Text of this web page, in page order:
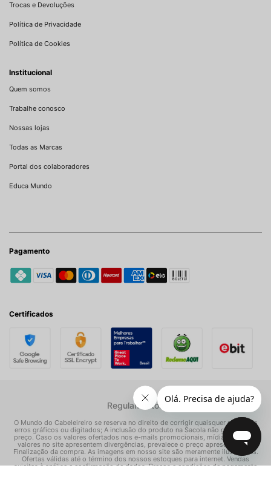
Trocas e Devoluções
Política de Privacidade
Política de Cookies
Institucional
Quem somos
Trabalhe conosco
Nossas lojas
Todas as Marcas
Portal dos colaboradores
Educa Mundo
Pagamento
Certificados
Regulamentos
O Mundo do Cabeleireiro se reserva no direito de corrigir quaisquer possíveis
erros gráficos ou digitados; A inclusão do produto na Sacola não garante seu
preço. Caso os valores ofertados nos e-mails promocionais, mídias sociais e
valores no site apresentem divergências, prevalece o preço apresentado na
Finalização da compra. As imagens em nosso site são meramente ilustrativas.
Ofertas válidas até o término dos nossos estoques para internet. Vendas
sujeitas à análise e confirmação de dados. Preços e condições de pagamento